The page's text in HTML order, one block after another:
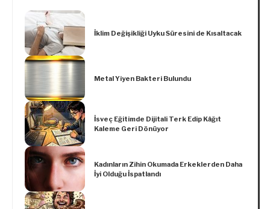
İklim Değişikliği Uyku Süresini de Kısaltacak
Metal Yiyen Bakteri Bulundu
İsveç Eğitimde Dijitali Terk Edip Kâğıt
Kaleme Geri Dönüyor
Kadınların Zihin Okumada Erkeklerden Daha
İyi Olduğu İspatlandı